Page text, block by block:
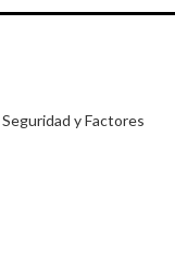
y Factores